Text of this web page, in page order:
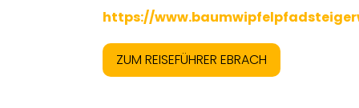
https://
ZUM REISEFÜHRER EBRACH